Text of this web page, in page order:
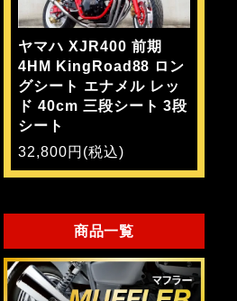
ヤマハ XJR400 前期
4HM KingRoad88 ロン
グシート エナメル レッ
ド 40cm 三段シート 3段
シート
32,800円(税込)
商品一覧